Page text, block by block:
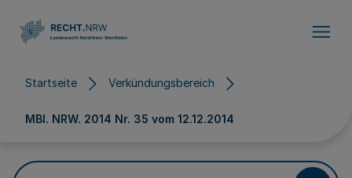
Startseite Verkündungsbereich
MBl. NRW. 2014 Nr. 35 vom 12.12.2014